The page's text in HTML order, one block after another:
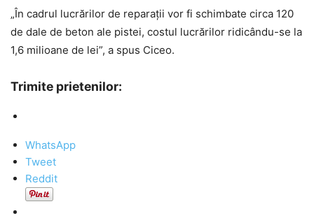
„În cadrul lucrărilor de reparaţii vor fi schimbate circa 120
de dale de beton ale pistei, costul lucrărilor ridicându-se la
1,6 milioane de lei”, a spus Ciceo.
Trimite prietenilor:
WhatsApp
Tweet
Reddit